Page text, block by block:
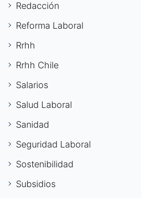
Redacción
Reforma Laboral
Rrhh
Rrhh Chile
Salarios
Salud Laboral
Sanidad
Seguridad Laboral
Sostenibilidad
Subsidios